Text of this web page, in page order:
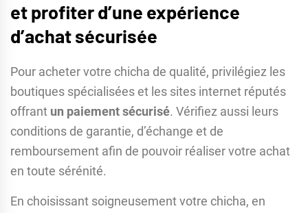
et profiter d’une expérience
d’achat sécurisée
Pour acheter votre chicha de qualité, privilégiez les
boutiques spécialisées et les sites internet réputés
offrant un paiement sécurisé. Vérifiez aussi leurs
conditions de garantie, d’échange et de
remboursement afin de pouvoir réaliser votre achat
en toute sérénité.
En choisissant soigneusement votre chicha, en